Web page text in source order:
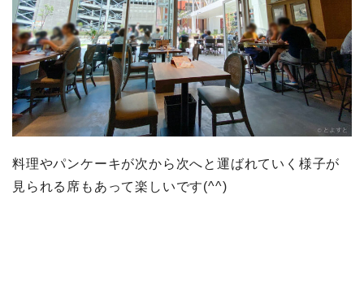
料理やパンケーキが次から次へと運ばれていく様子が
見られる席もあって楽しいです(^^)